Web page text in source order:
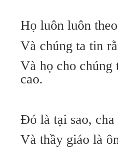
Họ luôn luôn
Và chúng ta tin
Và họ cho chúng
cao.
Đó là tại sao,
Và thầy giáo là